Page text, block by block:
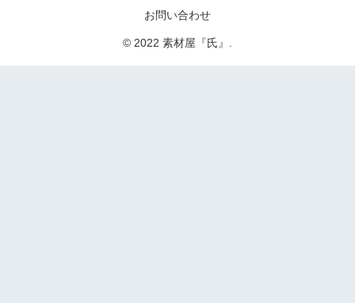
お問い合わせ
© 2022 素材屋『氏』.